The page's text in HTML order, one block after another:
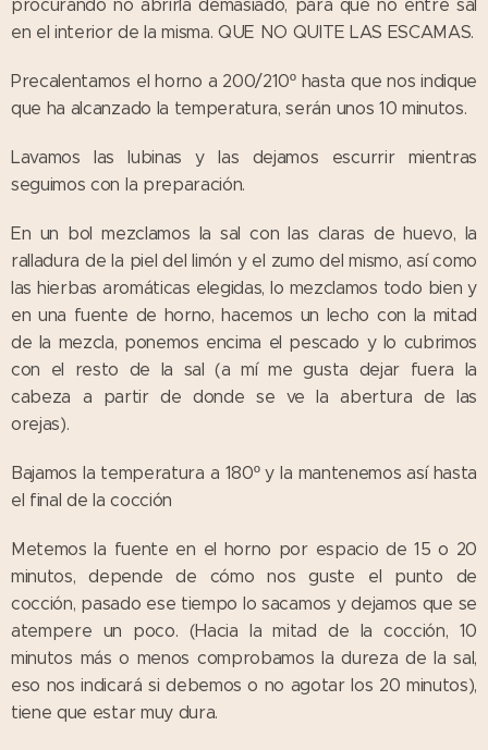
procurando no abrirla demasiado, para que no entre sal
en el interior de la misma. QUE NO QUITE LAS ESCAMAS.
Precalentamos el horno a 200/210º hasta que nos indique
que ha alcanzado la temperatura, serán unos 10 minutos.
Lavamos las lubinas y las dejamos escurrir mientras
seguimos con la preparación.
En un bol mezclamos la sal con las claras de huevo, la
ralladura de la piel del limón y el zumo del mismo, así como
las hierbas aromáticas elegidas, lo mezclamos todo bien y
en una fuente de horno, hacemos un lecho con la mitad
de la mezcla, ponemos encima el pescado y lo cubrimos
con el resto de la sal (a mí me gusta dejar fuera la
cabeza a partir de donde se ve la abertura de las
orejas).
Bajamos la temperatura a 180º y la mantenemos así hasta
el final de la cocción
Metemos la fuente en el horno por espacio de 15 o 20
minutos, depende de cómo nos guste el punto de
cocción, pasado ese tiempo lo sacamos y dejamos que se
atempere un poco. (Hacia la mitad de la cocción, 10
minutos más o menos comprobamos la dureza de la sal,
eso nos indicará si debemos o no agotar los 20 minutos),
tiene que estar muy dura.